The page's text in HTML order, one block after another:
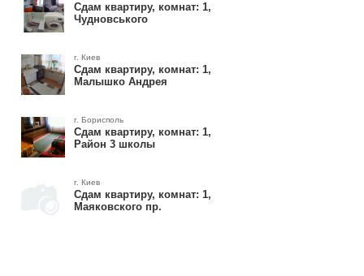
Сдам квартиру, комнат: 1,
Чудновського
г. Киев
Сдам квартиру, комнат: 1,
Малышко Андрея
г. Борисполь
Сдам квартиру, комнат: 1,
Район 3 школы
г. Киев
Сдам квартиру, комнат: 1,
Маяковского пр.